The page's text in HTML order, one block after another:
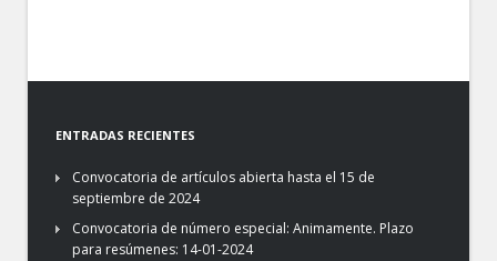
ENTRADAS RECIENTES
Convocatoria de artículos abierta hasta el 15 de
septiembre de 2024
Convocatoria de número especial: Animamente. Plazo
para resúmenes: 14-01-2024